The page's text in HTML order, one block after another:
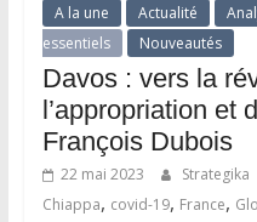
A la une Actualité
essentiels
Nouveautés
Davos : vers la
l’appropriation et
François Dubois
22 mai 2023 Strategika
Chiappa, covid-19, France,